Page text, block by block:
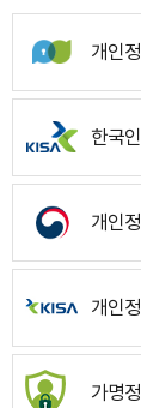
개인
한국
개인
개인
가명